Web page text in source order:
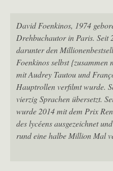
David Foenkinos, 1974
Drehbuchautor in Paris. Seit
darunter den
Foenkinos selbst
mit Audrey Tautou und
Hauptrollen verfilmt wurde.
vierzig Sprachen übersetzt.
wurde 2014 mit dem Prix
des lycéens ausgezeichnet
rund eine halbe Million Mal